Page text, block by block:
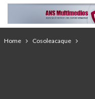
Home Cosoleacaque